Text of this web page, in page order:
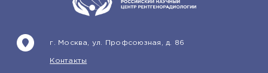
г. Москва, ул. Профсоюзная, д. 86
Контакты